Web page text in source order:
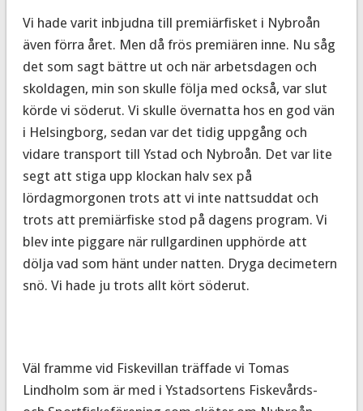
Vi hade varit inbjudna till premiärfisket i Nybroån
även förra året. Men då frös premiären inne. Nu såg
det som sagt bättre ut och när arbetsdagen och
skoldagen, min son skulle följa med också, var slut
körde vi söderut. Vi skulle övernatta hos en god vän
i Helsingborg, sedan var det tidig uppgång och
vidare transport till Ystad och Nybroån. Det var lite
segt att stiga upp klockan halv sex på
lördagmorgonen trots att vi inte nattsuddat och
trots att premiärfiske stod på dagens program. Vi
blev inte piggare när rullgardinen upphörde att
dölja vad som hänt under natten. Dryga decimetern
snö. Vi hade ju trots allt kört söderut.
Väl framme vid Fiskevillan träffade vi Tomas
Lindholm som är med i Ystadsortens Fiskevårds-